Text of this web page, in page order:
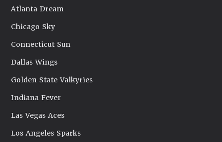
Atlanta Dream
Chicago Sky
Connecticut Sun
Dallas Wings
Golden State Valkyries
Indiana Fever
Las Vegas Aces
Los Angeles Sparks